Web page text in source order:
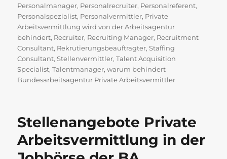
Personalmanager, Personalrecruiter, Personalreferent,
Personalspezialist, Personalvermittler, Private
Arbeitsvermittlung wird von der Arbeitsagentur
behindert, Recruiter, Recruiting Manager, Recruitment
Consultant, Rekrutierungsbeauftragter,Staffing
Consultant,Stellenvermittler,Talent Acquisition
Specialist,Talentmanager,warum behindert
Bundesarbeitsagentur Private Arbeitsvermittler
Stellenangebote Private
Arbeitsvermittlung in der